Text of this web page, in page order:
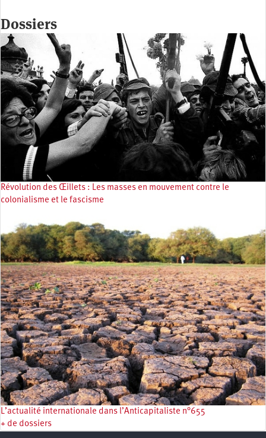
Dossiers
Révolution des Œillets : Les masses en mouvement contre le
colonialisme et le fascisme
L’actualité internationale dans l’Anticapitaliste n°655
+ de dossiers